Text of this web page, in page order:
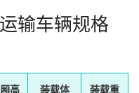
输车辆规格
高
装载体
装载重